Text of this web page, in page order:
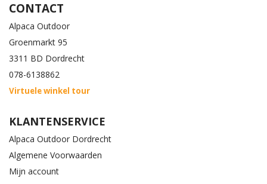
CONTACT
Alpaca Outdoor
Groenmarkt 95
3311 BD Dordrecht
078-6138862
Virtuele winkel tour
KLANTENSERVICE
Alpaca Outdoor Dordrecht
Algemene Voorwaarden
Mijn account